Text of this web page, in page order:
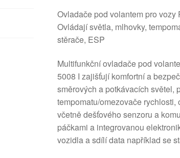
Ovladače pod volantem pro vozy
Ovládají světla, mlhovky,
stěrače, ESP
Multifunkční ovladače pod
5008 I zajišťují komfortní a
směrových a potkávacích světel,
tempomatu/omezovače
včetně dešťového senzoru a
páčkami a integrovanou
vozidla a sdílí data například se